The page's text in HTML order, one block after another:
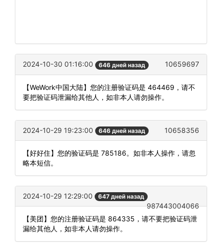
2024-10-30 01:16:00 646 дней назад 10659697
【WeWork中国大陆】您的注册验证码是 464469，请不
要把验证码泄漏给其他人，如非本人请勿操作。
2024-10-29 19:23:00 646 дней назад 10658356
【好好住】您的验证码是 785186。如非本人操作，请忽
略本短信。
2024-10-29 12:29:00 647 дней назад
987443004066
【美团】您的注册验证码是 864335，请不要把验证码泄
漏给其他人，如非本人请勿操作。